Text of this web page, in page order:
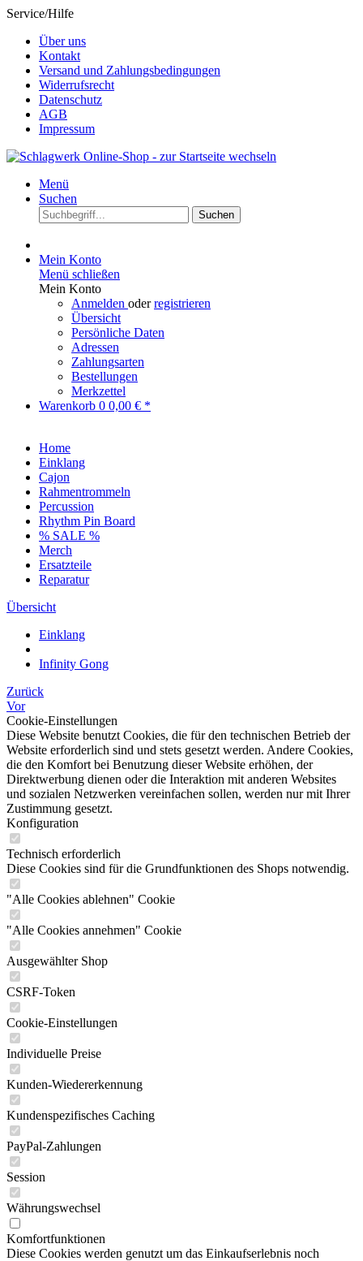
Service/Hilfe
Über uns
Kontakt
Versand und Zahlungsbedingungen
Widerrufsrecht
Datenschutz
AGB
Impressum
Menü
Suchen
Suchen
Mein Konto
Menü schließen
Mein Konto
Anmelden oderregistrieren
Übersicht
Persönliche Daten
Adressen
Zahlungsarten
Bestellungen
Merkzettel
Warenkorb 0 0,00 € *
Home
Einklang
Cajon
Rahmentrommeln
Percussion
Rhythm Pin Board
% SALE %
Merch
Ersatzteile
Reparatur
Übersicht
Einklang
Infinity Gong
Zurück
Vor
Cookie-Einstellungen
Diese Website benutzt Cookies, die für den technischen Betrieb der
Website erforderlich sind und stets gesetzt werden. Andere Cookies,
die den Komfort bei Benutzung dieser Website erhöhen, der
Direktwerbung dienen oder die Interaktion mit anderen Websites
und sozialen Netzwerken vereinfachen sollen, werden nur mit Ihrer
Zustimmung gesetzt.
Konfiguration
Technisch erforderlich
Diese Cookies sind für die Grundfunktionen des Shops notwendig.
"Alle Cookies ablehnen" Cookie
"Alle Cookies annehmen" Cookie
Ausgewählter Shop
CSRF-Token
Cookie-Einstellungen
Individuelle Preise
Kunden-Wiedererkennung
Kundenspezifisches Caching
PayPal-Zahlungen
Session
Währungswechsel
Komfortfunktionen
Diese Cookies werden genutzt um das Einkaufserlebnis noch